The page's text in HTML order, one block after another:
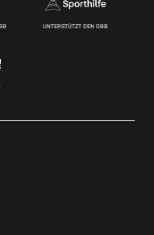
UNTERSTÜTZT DEN DBB